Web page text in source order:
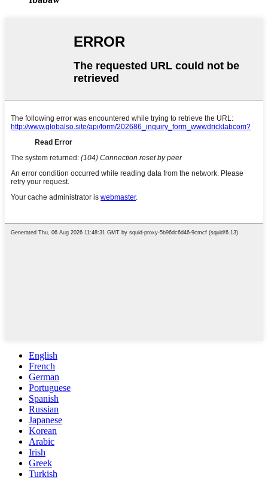
English
French
German
Portuguese
Spanish
Russian
Japanese
Korean
Arabic
Irish
Greek
Turkish